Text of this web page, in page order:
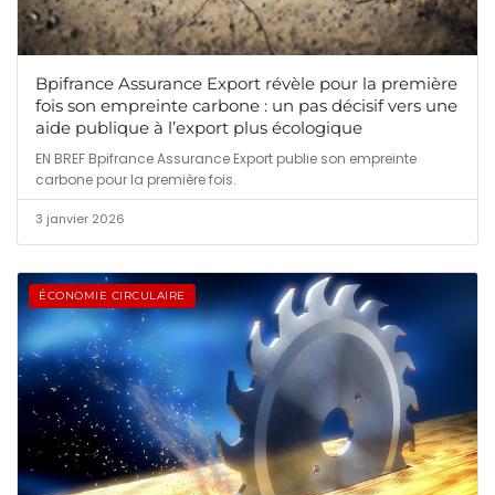
Bpifrance Assurance Export révèle pour la première
fois son empreinte carbone : un pas décisif vers une
aide publique à l’export plus écologique
EN BREF Bpifrance Assurance Export publie son empreinte
carbone pour la première fois.
3 janvier 2026
ÉCONOMIE CIRCULAIRE